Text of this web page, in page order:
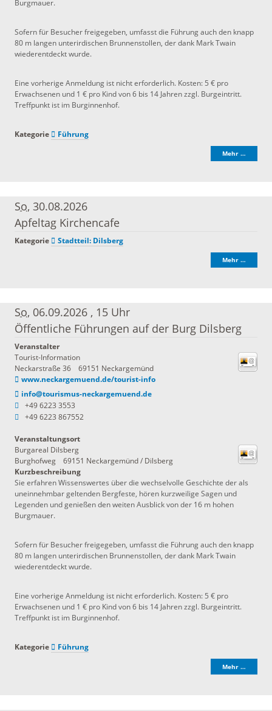
Burgmauer.
Sofern für Besucher freigegeben, umfasst die Führung auch den knapp
80 m langen unterirdischen Brunnenstollen, der dank Mark Twain
wiederentdeckt wurde.
Eine vorherige Anmeldung ist nicht erforderlich. Kosten: 5 € pro
Erwachsenen und 1 € pro Kind von 6 bis 14 Jahren zzgl. Burgeintritt.
Treffpunkt ist im Burginnenhof.
Kategorie Führung
Mehr …
So, 30.08.2026
Apfeltag Kirchencafe
Kategorie Stadtteil: Dilsberg
Mehr …
So, 06.09.2026 , 15 Uhr
Öffentliche Führungen auf der Burg Dilsberg
Veranstalter
Tourist-Information
Neckarstraße 36
69151 Neckargemünd
www.neckargemuend.de/tourist-info
info@tourismus-neckargemuend.de
+49 6223 3553
+49 6223 867552
Veranstaltungsort
Burgareal Dilsberg
Burghofweg
69151 Neckargemünd / Dilsberg
Kurzbeschreibung
Sie erfahren Wissenswertes über die wechselvolle Geschichte der als
uneinnehmbar geltenden Bergfeste, hören kurzweilige Sagen und
Legenden und genießen den weiten Ausblick von der 16 m hohen
Burgmauer.
Sofern für Besucher freigegeben, umfasst die Führung auch den knapp
80 m langen unterirdischen Brunnenstollen, der dank Mark Twain
wiederentdeckt wurde.
Eine vorherige Anmeldung ist nicht erforderlich. Kosten: 5 € pro
Erwachsenen und 1 € pro Kind von 6 bis 14 Jahren zzgl. Burgeintritt.
Treffpunkt ist im Burginnenhof.
Kategorie Führung
Mehr …